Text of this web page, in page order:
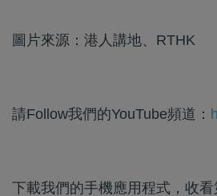
圖片來源：港人講地、RTHK
請Follow我們的YouTube頻道：
下載我們的手機應用程式，收看